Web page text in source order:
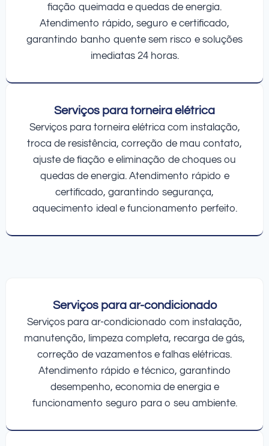
fiação queimada e quedas de energia.
Atendimento rápido, seguro e certificado,
garantindo banho quente sem risco e soluções
imediatas 24 horas.
Serviços para torneira elétrica
Serviços para torneira elétrica com instalação,
troca de resistência, correção de mau contato,
ajuste de fiação e eliminação de choques ou
quedas de energia. Atendimento rápido e
certificado, garantindo segurança,
aquecimento ideal e funcionamento perfeito.
Serviços para ar-condicionado
Serviços para ar-condicionado com instalação,
manutenção, limpeza completa, recarga de gás,
correção de vazamentos e falhas elétricas.
Atendimento rápido e técnico, garantindo
desempenho, economia de energia e
funcionamento seguro para o seu ambiente.